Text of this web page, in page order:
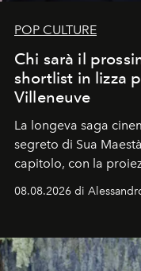
POP CULTURE
Chi sarà il
shortlist in lizza
Villeneuve
La longeva saga
segreto di Sua
capitolo, con la
dell’attore chiamato
Craig, però, regna
08.08.2026 di